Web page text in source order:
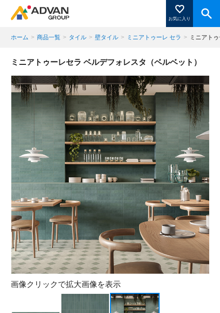
お気に入り
商品ページにある「お気に入り登録」を押すと登録した
商品がここに表示されます。
閉じる
ホーム > 商品一覧 > タイル > 壁タイル > ミニアトゥーレ セラ > ミニアト
ミニアトゥーレセラ ベルデフォレスタ（ベルベット）
画像クリックで拡大画像を表示